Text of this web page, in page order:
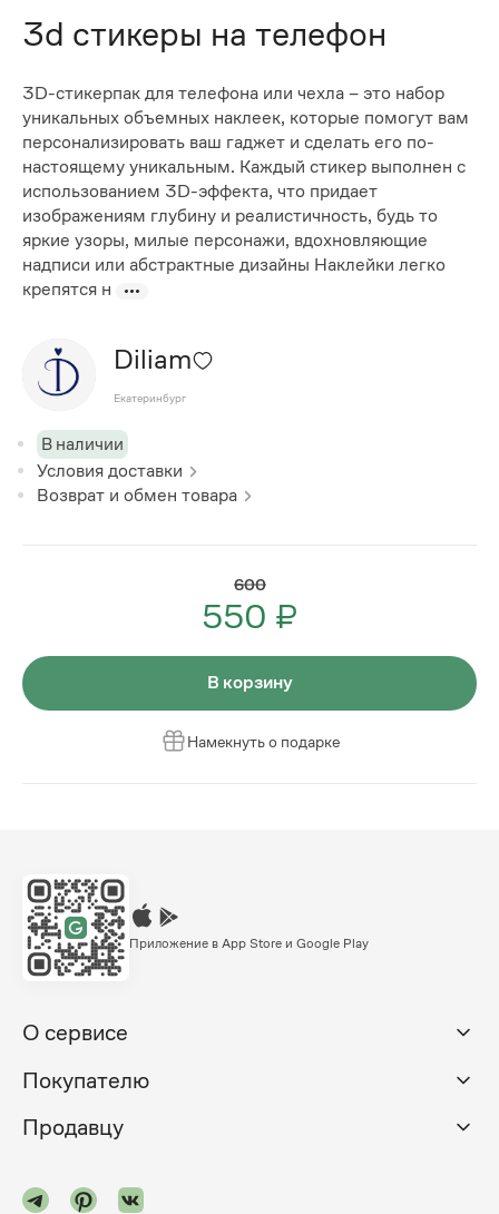
3d стикеры на телефон
3D-стикерпак для телефона или чехла – это набор
уникальных объемных наклеек, которые помогут вам
персонализировать ваш гаджет и сделать его по-
настоящему уникальным. Каждый стикер выполнен с
использованием 3D-эффекта, что придает
изображениям глубину и реалистичность, будь то
яркие узоры, милые персонажи, вдохновляющие
надписи или абстрактные дизайны Наклейки легко
крепятся н
Diliam
Екатеринбург
В наличии
Условия доставки
Возврат и обмен товара
600
550 ₽
В корзину
Намекнуть о подарке
Приложение в App Store и Google Play
О сервисе
Покупателю
Продавцу